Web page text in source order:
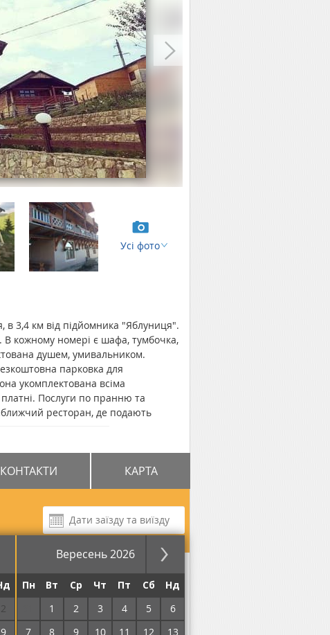
Усі фото
3,4 км від підйомника "Яблуниця".
В кожному номері є шафа, тумбочка,
душем, умивальником.
парковка для
укомплектована всіма
Послуги по пранню та
ресторан, де подають
від автовокзалу в Ворохті -
КОНТАКТИ КАРТА
Вересень 2026
2
9
Пн Вт Ср Чт Пт Сб
Нд
1 2 3 4 5
6
7
8 9 10 11 12
13
за ніч